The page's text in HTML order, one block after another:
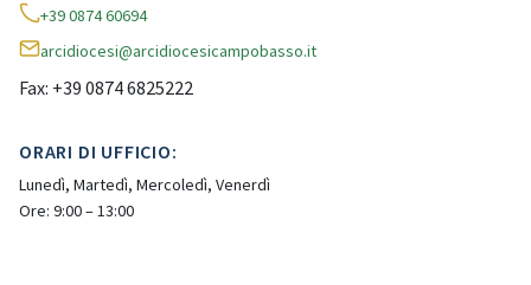
+39 0874 60694
arcidiocesi@arcidiocesicampobasso.it
Fax: +39 0874 6825222
ORARI DI UFFICIO:
Lunedì, Martedì, Mercoledì, Venerdì
Ore: 9:00 – 13:00